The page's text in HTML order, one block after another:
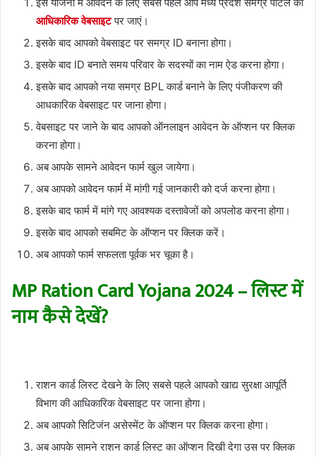
आधिकारिक वेबसाइटपर जाएं।
इसके बाद आपको वेबसाइट पर समग्र ID बनाना होगा।
इसके बाद ID बनाते समय परिवार के सदस्यों का नाम ऐड करना होगा।
इसके बाद आपको नया समग्र BPL कार्ड बनाने के लिए पंजीकरण की
आधकारिक वेबसाइट पर जाना होगा।
वेबसाइट पर जाने के बाद आपको ऑनलाइन आवेदन के ऑप्शन पर क्लिक
करना होगा।
अब आपके सामने आवेदन फार्म खुल जायेगा।
अब आपको आवेदन फार्म में मांगी गई जानकारी को दर्ज करना होगा।
इसके बाद फार्म में मांगे गए आवश्यक दस्तावेजों को अपलोड करना होगा।
इसके बाद आपको सबमिट के ऑप्शन पर क्लिक करें।
अब आपको फार्म सफलता पूर्वक भर चूका है।
MP Ration Card Yojana 2024 – लिस्ट में
नाम कैसे देखें?
राशन कार्ड लिस्ट देखने के लिए सबसे पहले आपको खाद्य सुरक्षा आपूर्ति
विभाग की आधिकारिक वेबसाइट पर जाना होगा।
अब आपको सिटिजंन असेस्मेंट के ऑप्शन पर क्लिक करना होगा।
अब आपके सामने राशन कार्ड लिस्ट का ऑप्शन दिखी देगा उस पर क्लिक